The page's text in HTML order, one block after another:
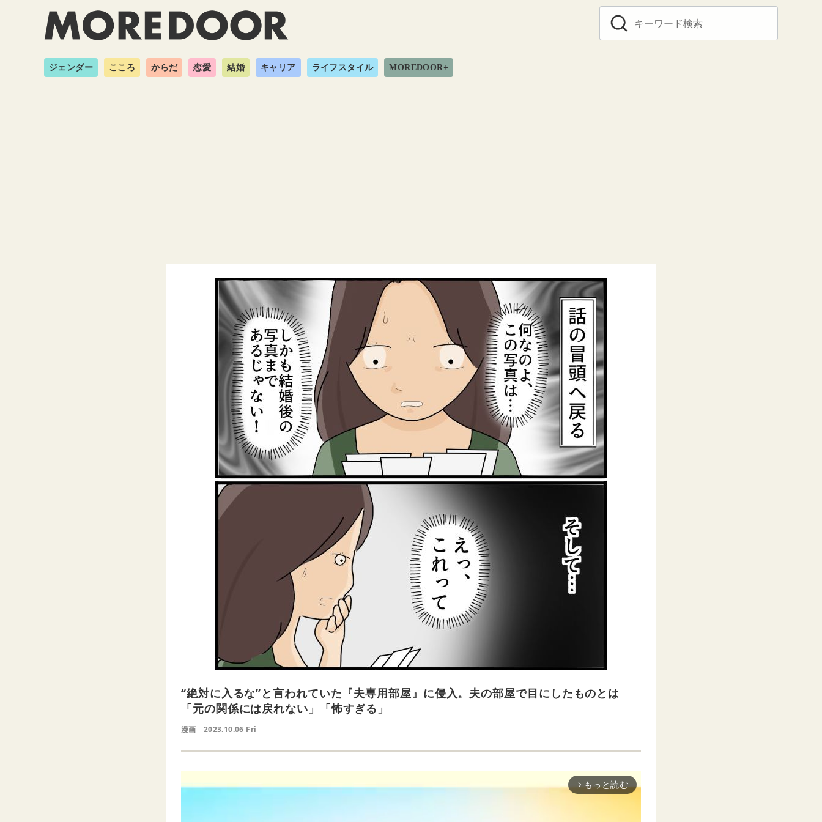
ジェンダー こころ からだ 恋愛 結婚 キャリア ライフスタイル MOREDOOR+
“絶対に入るな”と言われていた『夫専用部屋』に侵入。夫の部屋で目にしたものとは
「元の関係には戻れない」「怖すぎる」
漫画 2023.10.06 Fri
arrow_forward_ios もっと読む